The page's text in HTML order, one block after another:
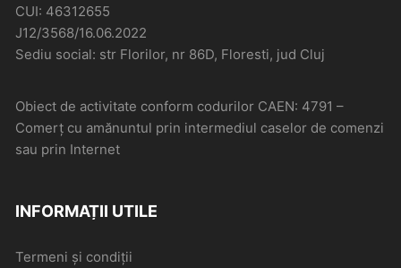
CUI: 46312655
J12/3568/16.06.2022
Sediu social: str Florilor, nr 86D, Floresti, jud Cluj
Obiect de activitate conform codurilor CAEN: 4791 –
Comerţ cu amănuntul prin intermediul caselor de comenzi
sau prin Internet
INFORMAȚII UTILE
Termeni și condiții